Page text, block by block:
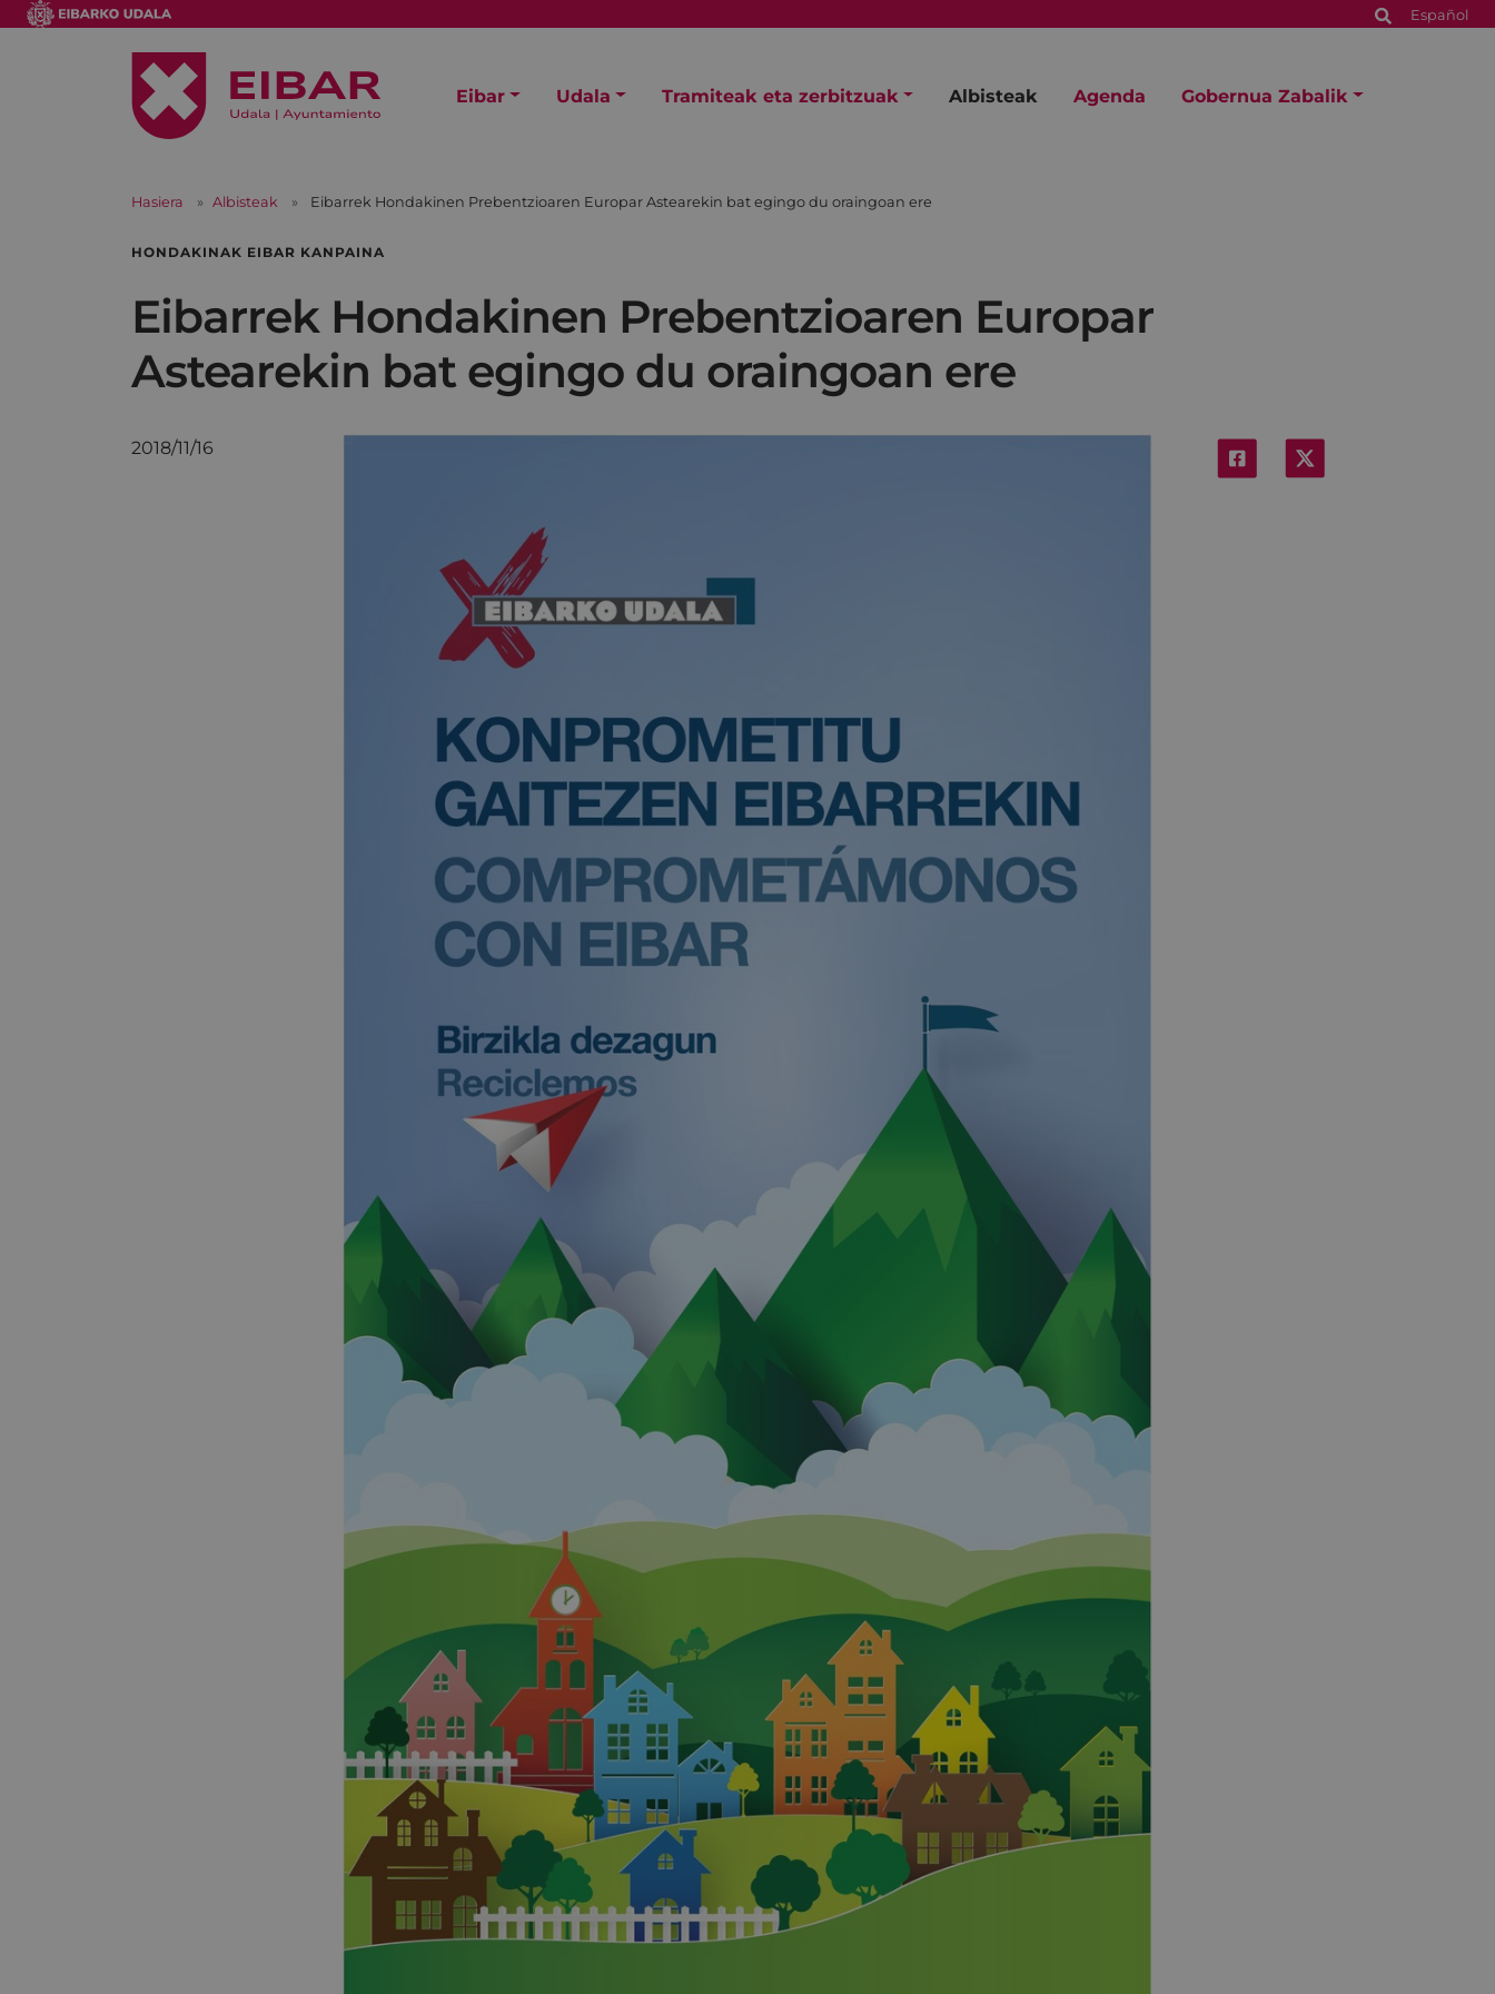
Español
Eibar Udala Tramiteak eta zerbitzuak Albisteak Agenda Gobernua Zabalik
Hasiera Albisteak Eibarrek Hondakinen Prebentzioaren Europar Astearekin bat egingo du oraingoan ere
HONDAKINAK EIBAR KANPAINA
Eibarrek Hondakinen Prebentzioaren Europar
Astearekin bat egingo du oraingoan ere
2018/11/16